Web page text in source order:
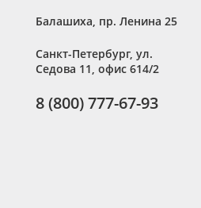
Балашиха пр. Ленина 25
Санкт-Петербург, ул.
Седова 11, офис 614/2
8 (800) 777-67-93